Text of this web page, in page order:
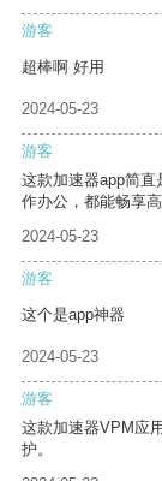
游客
超棒啊 好用
2024-05-23
游客
这款加速器app简
作办公，都能畅享
2024-05-23
游客
这个是app神器
2024-05-23
游客
这款加速器VPM应
护。